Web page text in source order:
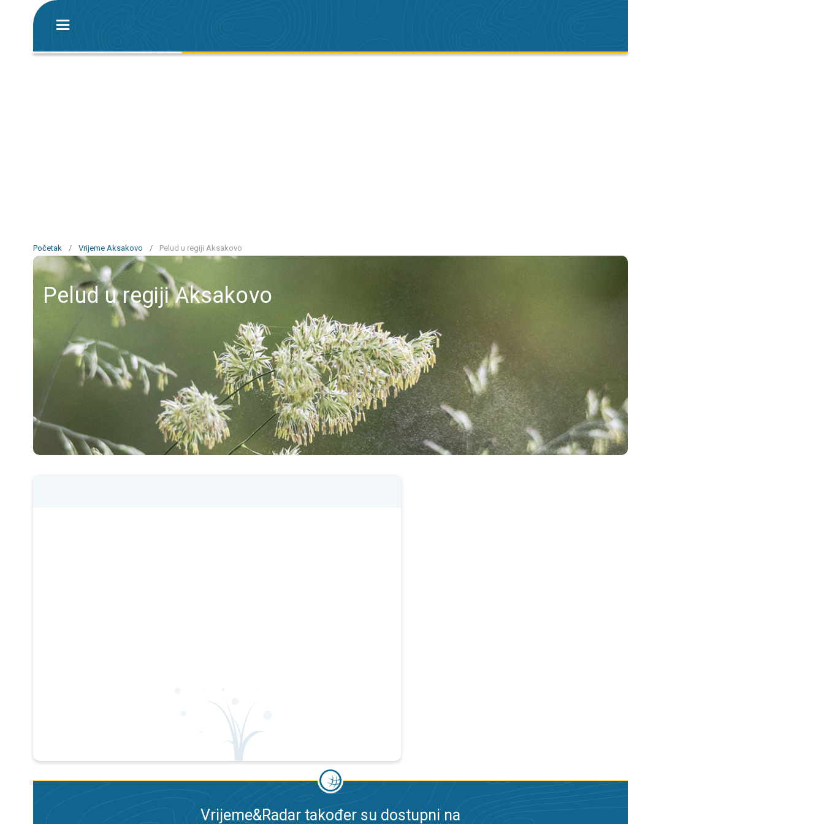
Početak / Vrijeme Aksakovo / Pelud u regiji Aksakovo
Pelud u regiji Aksakovo
Vrijeme&Radar također su dostupni na